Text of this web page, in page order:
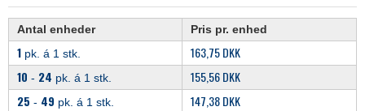
Antal enheder Pris pr. enhed
1 pk. á 1 stk.
163,75 DKK
10 - 24 pk. á 1 stk.
155,56 DKK
25 - 49 pk. á 1 stk.
147,38 DKK